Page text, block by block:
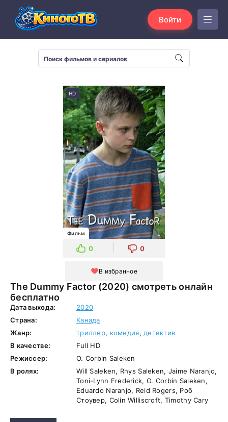
Войти
The Dummy Factor (2020) смотреть онлайн
бесплатно
HD
Фильм
0 0
В избранное
Дата выхода:
2020
Страна:
Канада
Жанр:
триллер, комедия, детектив
В качестве:
Full HD
Режиссер:
O. Corbin Saleken
В ролях:
Will Saleken, Rhys Saleken, Jaime Naranjo,
Toni-Lynn Frederick, O. Corbin Saleken,
Eduardo Naranjo, Reid Rogers, Роб
Стоувер, Colin Williscroft, Timothy Cary